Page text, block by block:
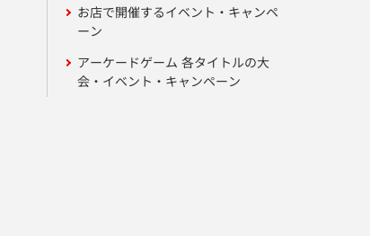
お店で開催するイベント・キャンペ
ーン
アーケードゲーム 各タイトルの大
会・イベント・キャンペーン